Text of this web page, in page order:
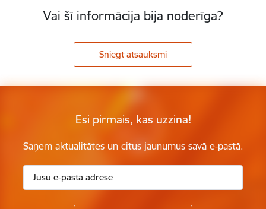
Vai šī informācija bija noderīga?
Sniegt atsauksmi
Esi pirmais, kas uzzina!
Saņem aktualitātes un citus jaunumus savā e-pastā.